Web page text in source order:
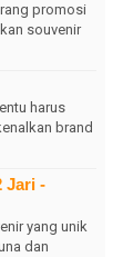
promosi
souvenir
harus
brand
Jari -
yang unik
dan